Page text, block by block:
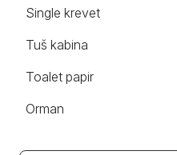
Single krevet
Tuš kabina
Toalet papir
Orman